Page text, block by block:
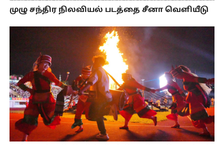
முழு சந்திர நிலவியல் படத்தை சீனா வெளியீடு